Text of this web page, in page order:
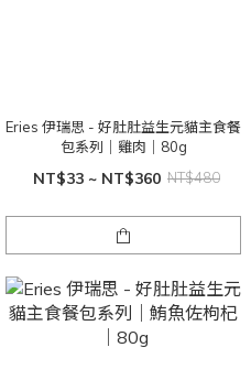
Eries 伊瑞思 - 好肚肚益生元貓主食餐
包系列｜雞肉｜80g
NT$33 ~ NT$360 NT$480